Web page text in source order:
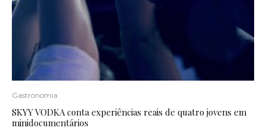
Gastronomia
SKYY VODKA conta experiências reais de quatro jovens em
minidocumentários